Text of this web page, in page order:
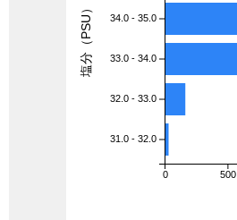
0 500
34.0 - 35.0
33.0 - 34.0
32.0 - 33.0
31.0 - 32.0
塩分（PSU）